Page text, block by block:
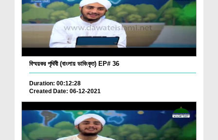
বিস্ময়কর পৃথিবী (বাংলায় ডাবিংকৃত) EP# 36
Duration: 00:12:28
Created Date: 06-12-2021